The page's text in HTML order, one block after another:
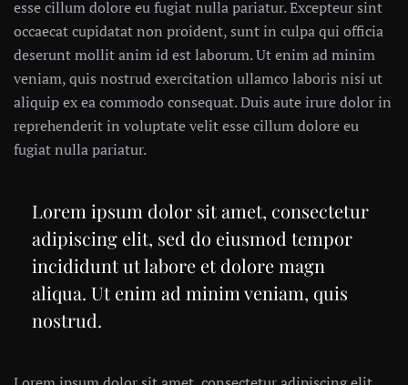
esse cillum dolore eu fugiat nulla pariatur. Excepteur sint
occaecat cupidatat non proident, sunt in culpa qui officia
deserunt mollit anim id est laborum. Ut enim ad minim
veniam, quis nostrud exercitation ullamco laboris nisi ut
aliquip ex ea commodo consequat. Duis aute irure dolor in
reprehenderit in voluptate velit esse cillum dolore eu
fugiat nulla pariatur.
Lorem ipsum dolor sit amet, consectetur
adipiscing elit, sed do eiusmod tempor
incididunt ut labore et dolore magn
aliqua. Ut enim ad minim veniam, quis
nostrud.